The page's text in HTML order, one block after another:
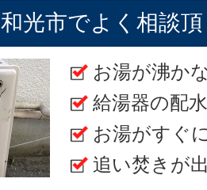
和光市でよく相談
お湯が沸か
給湯器の配
お湯がすぐ
追い焚きが